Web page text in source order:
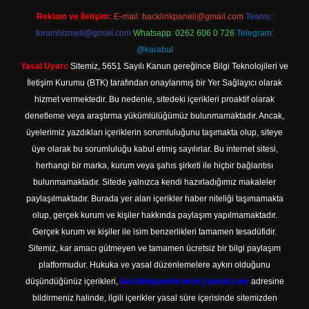
Reklam ve İletişim: E-mail: backlinkpaneli@gmail.com Teams:
forumhizmeti@gmail.com Whatsapp: 0262 606 0 726 Telegram:
@karabul
Yasal Uyarı: Sitemiz, 5651 Sayılı Kanun gereğince Bilgi Teknolojileri ve
İletişim Kurumu (BTK) tarafından onaylanmış bir Yer Sağlayıcı olarak
hizmet vermektedir. Bu nedenle, sitedeki içerikleri proaktif olarak
denetleme veya araştırma yükümlülüğümüz bulunmamaktadır. Ancak,
üyelerimiz yazdıkları içeriklerin sorumluluğunu taşımakta olup, siteye
üye olarak bu sorumluluğu kabul etmiş sayılırlar. Bu internet sitesi,
herhangi bir marka, kurum veya şahıs şirketi ile hiçbir bağlantısı
bulunmamaktadır. Sitede yalnızca kendi hazırladığımız makaleler
paylaşılmaktadır. Burada yer alan içerikler haber niteliği taşımamakta
olup, gerçek kurum ve kişiler hakkında paylaşım yapılmamaktadır.
Gerçek kurum ve kişiler ile isim benzerlikleri tamamen tesadüfidir.
Sitemiz, kar amacı gütmeyen ve tamamen ücretsiz bir bilgi paylaşım
platformudur. Hukuka ve yasal düzenlemelere aykırı olduğunu
düşündüğünüz içerikleri, backlinkpanelicomtr@gmail.com adresine
bildirmeniz halinde, ilgili içerikler yasal süre içerisinde sitemizden